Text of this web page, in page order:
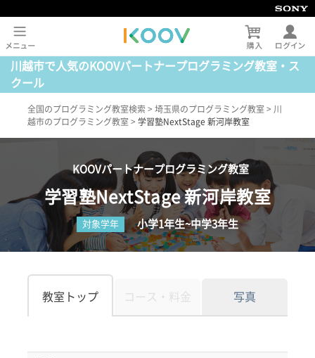
川越市で人気のKOOVパートナープログラミング教室・ス
クール
全国のプログラミング教室検索 > 埼玉県のプログラミング教室 > 川
越市のプログラミング教室 > 学習塾NextStage 新河岸教室
KOOVパートナープログラミング教室
学習塾NextStage 新河岸教室
対象学年 小学1年生~中学3年生
教室トップ コース・料金 写真